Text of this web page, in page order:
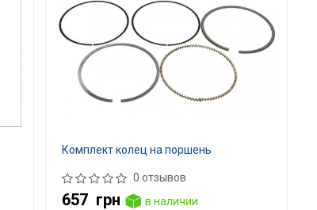
Комплект колец на поршень
0 отзывов
657 грн
в наличии